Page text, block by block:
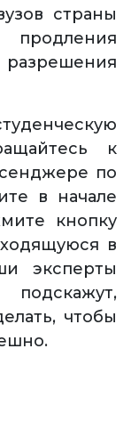
страны
к
по
в начале
кнопку
в
эксперты
чтобы